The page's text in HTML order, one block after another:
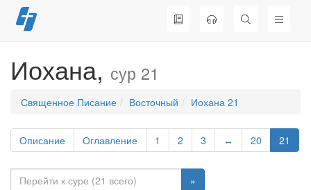
Перейти
к
Иохана, сур 21
Священное Писание Восточный Иохана 21
Описание Оглавление 1 2 3 ↔ 20 21
»